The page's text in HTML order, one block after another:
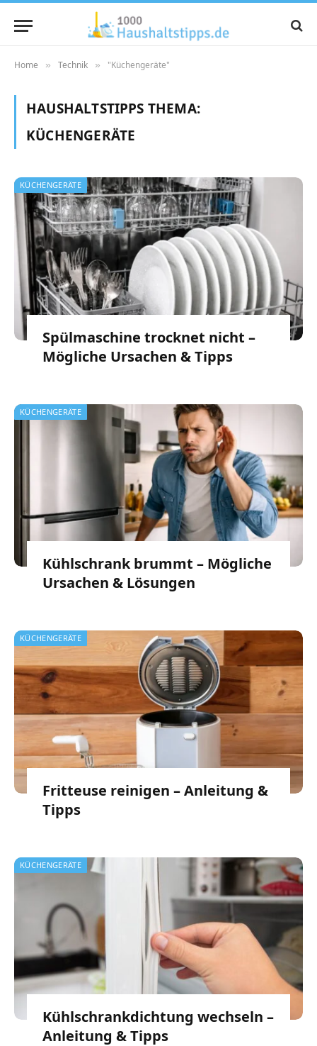
Home » Technik » "Küchengeräte"
HAUSHALTSTIPPS THEMA:
KÜCHENGERÄTE
KÜCHENGERÄTE
Spülmaschine trocknet nicht –
Mögliche Ursachen & Tipps
KÜCHENGERÄTE
Kühlschrank brummt – Mögliche
Ursachen & Lösungen
KÜCHENGERÄTE
Fritteuse reinigen – Anleitung &
Tipps
KÜCHENGERÄTE
Kühlschrankdichtung wechseln –
Anleitung & Tipps